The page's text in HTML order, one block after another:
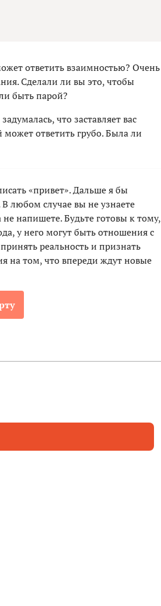
ответить взаимностью? Очень
Сделали ли вы это, чтобы
быть парой?
что заставляет вас
ответить грубо. Была ли
«привет». Дальше я бы
любом случае вы не узнаете
напишете. Будьте готовы к тому,
у него могут быть отношения с
реальность и признать
на том, что впереди ждут новые